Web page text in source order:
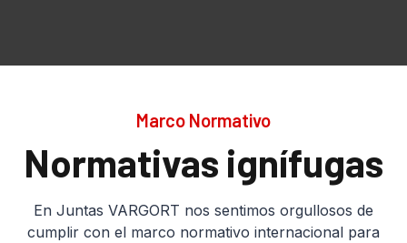
Marco Normativo
Normativas ignífugas
En Juntas VARGORT nos sentimos orgullosos de
cumplir con el marco normativo internacional para